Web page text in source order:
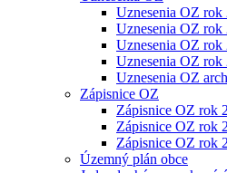
Uznesenia OZ rok
Uznesenia OZ rok
Uznesenia OZ rok
Uznesenia OZ rok
Uznesenia OZ
Zápisnice OZ
Zápisnice OZ rok
Zápisnice OZ rok
Zápisnice OZ rok
Územný plán obce